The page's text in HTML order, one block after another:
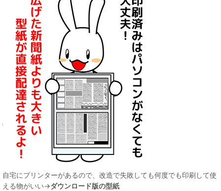
自宅にプリンターがあるので、改造で失敗しても何度でも印刷して使
える物がいい→ダウンロード版の型紙